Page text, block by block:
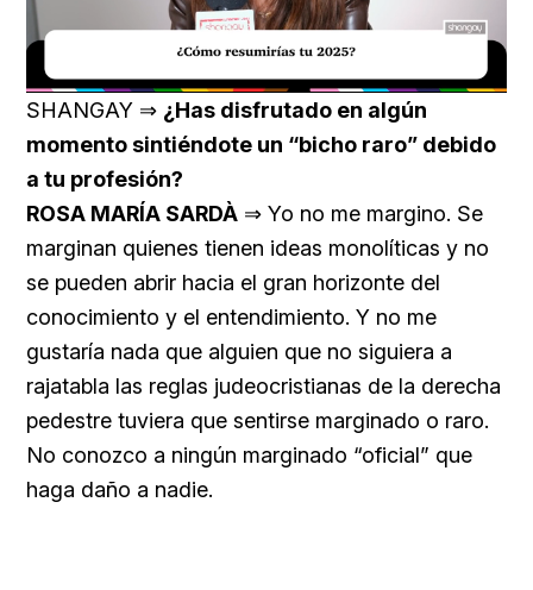
Unmute Loaded:
17.22%
SHANGAY ⇒ ¿Has disfrutado en algún
momento sintiéndote un “bicho raro” debido
a tu profesión?
ROSA MARÍA SARDÀ ⇒ Yo no me margino. Se
marginan quienes tienen ideas monolíticas y no
se pueden abrir hacia el gran horizonte del
conocimiento y el entendimiento. Y no me
gustaría nada que alguien que no siguiera a
rajatabla las reglas judeocristianas de la derecha
pedestre tuviera que sentirse marginado o raro.
No conozco a ningún marginado “oficial” que
haga daño a nadie.